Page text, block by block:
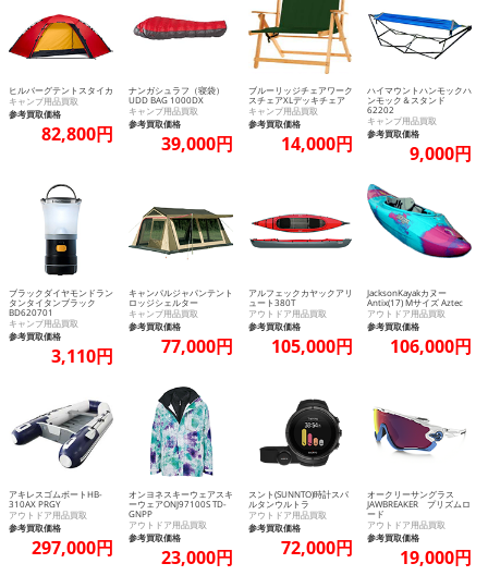
ヒルバーグテントスタイカ
キャンプ用品買取
参考買取価格
82,800円
ナンガシュラフ（寝袋）
UDD BAG 1000DX
キャンプ用品買取
参考買取価格
39,000円
ブルーリッジチェアワーク
スチェアXLデッキチェア
キャンプ用品買取
参考買取価格
14,000円
ハイマウントハンモックハ
ンモック＆スタンド
62202
キャンプ用品買取
参考買取価格
9,000円
ブラックダイヤモンドラン
タンタイタンブラック
BD620701
キャンプ用品買取
参考買取価格
3,110円
キャンパルジャパンテント
ロッジシェルター
キャンプ用品買取
参考買取価格
77,000円
アルフェックカヤックアリ
ュート380T
アウトドア用品買取
参考買取価格
105,000円
JacksonKayakカヌー
Antix(17) Mサイズ Aztec
アウトドア用品買取
参考買取価格
106,000円
アキレスゴムボートHB-
310AX PRGY
アウトドア用品買取
参考買取価格
297,000円
オンヨネスキーウェアスキ
ーウェアONJ97100S TD-
GNPP
アウトドア用品買取
参考買取価格
23,000円
スント(SUNNTO)時計スパ
ルタンウルトラ
アウトドア用品買取
参考買取価格
72,000円
オークリーサングラス
JAWBREAKER プリズムロ
ード
アウトドア用品買取
参考買取価格
19,000円